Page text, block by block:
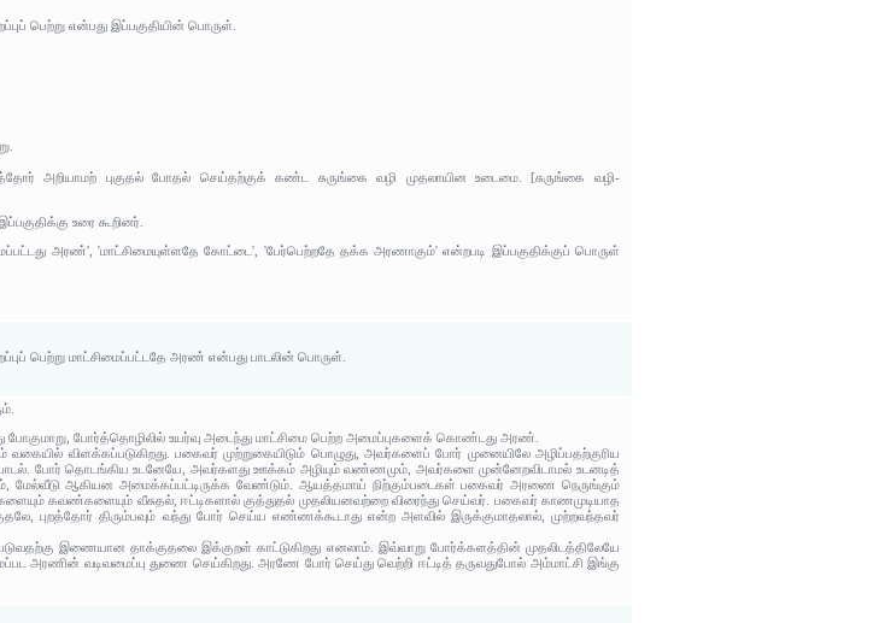
பெற்று என்பது இப்பகுதியின் பொருள்.
அறியாமற் புகுதல் போதல் செய்தற்குக் கண்ட சுருங்கை வழி முதலாயின உடைமை. [சுருங்கை வழி-
உரை கூறினர்.
அரண்', 'மாட்சிமையுள்ளதே கோட்டை', 'பேர்பெற்றதே தக்க அரணாகும்' என்றபடி இப்பகுதிக்குப் பொருள்
பெற்று மாட்சிமைப்பட்டதே அரண் என்பது பாடலின் பொருள்.
போகுமாறு, போர்த்தொழிலில் உயர்வு அடைந்து மாட்சிமை பெற்ற அமைப்புகளைக் கொண்டது அரண்.
விளக்கப்படுகிறது. பகைவர் முற்றுகையிடும் பொழுது, அவர்களைப் போர் முனையிலே அழிப்பதற்குரிய
போர் தொடங்கிய உடனேயே, அவர்களது ஊக்கம் அழியும் வண்ணமும், அவர்களை முன்னேறவிடாமல் உடனடித்
மேல்வீடு ஆகியன அமைக்கப்பட்டிருக்க வேண்டும். ஆயத்தமாய் நிற்கும்படைகள் பகைவர் அரணை நெருங்கும்
கவண்களையும் வீசுதல், ஈட்டிகளால் குத்துதல் முதலியனவற்றை விரைந்து செய்வர். பகைவர் காணமுடியாத
புறத்தோர் திரும்பவும் வந்து போர் செய்ய எண்ணக்கூடாது என்ற அளவில் இருக்குமாதலால், முற்றவந்தவர்
இணையான தாக்குதலை இக்குறள் காட்டுகிறது எனலாம். இவ்வாறு போர்க்களத்தின் முதலிடத்திலேயே
அரணின் வடிவமைப்பு துணை செய்கிறது. அரணே போர் செய்து வெற்றி ஈட்டித் தருவதுபோல் அம்மாட்சி இங்கு